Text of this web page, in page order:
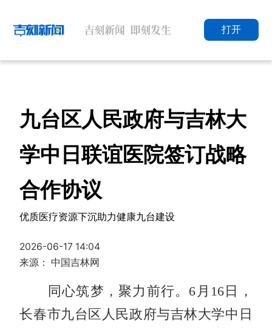
打开
九台区人民政府与吉林大
学中日联谊医院签订战略
合作协议
优质医疗资源下沉助力健康九台建设
2026-06-17 14:04
来源： 中国吉林网
同心筑梦，聚力前行。6月16日，
长春市九台区人民政府与吉林大学中日